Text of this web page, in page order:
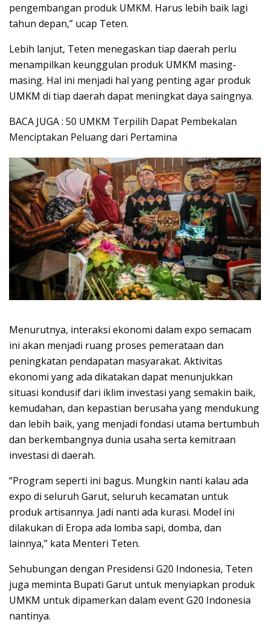
pengembangan produk UMKM. Harus lebih baik lagi
tahun depan,” ucap Teten.
Lebih lanjut, Teten menegaskan tiap daerah perlu
menampilkan keunggulan produk UMKM masing-
masing. Hal ini menjadi hal yang penting agar produk
UMKM di tiap daerah dapat meningkat daya saingnya.
BACA JUGA : 50 UMKM Terpilih Dapat Pembekalan
Menciptakan Peluang dari Pertamina
Menurutnya, interaksi ekonomi dalam expo semacam
ini akan menjadi ruang proses pemerataan dan
peningkatan pendapatan masyarakat. Aktivitas
ekonomi yang ada dikatakan dapat menunjukkan
situasi kondusif dari iklim investasi yang semakin baik,
kemudahan, dan kepastian berusaha yang mendukung
dan lebih baik, yang menjadi fondasi utama bertumbuh
dan berkembangnya dunia usaha serta kemitraan
investasi di daerah.
“Program seperti ini bagus. Mungkin nanti kalau ada
expo di seluruh Garut, seluruh kecamatan untuk
produk artisannya. Jadi nanti ada kurasi. Model ini
dilakukan di Eropa ada lomba sapi, domba, dan
lainnya,” kata Menteri Teten.
Sehubungan dengan Presidensi G20 Indonesia, Teten
juga meminta Bupati Garut untuk menyiapkan produk
UMKM untuk dipamerkan dalam event G20 Indonesia
nantinya.